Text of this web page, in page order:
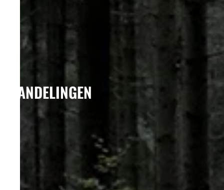
WANDELINGEN